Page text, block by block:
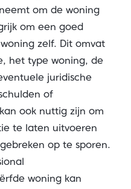
om de woning
om een goed
zelf. Dit omvat
het type woning, de
juridische
of
ook nuttig zijn om
te laten uitvoeren
op te sporen.
woning kan